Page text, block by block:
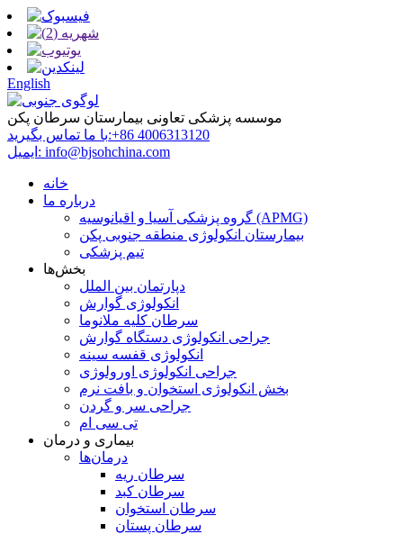
English
موسسه پزشکی تعاونی بیمارستان سرطان پکن
با ما تماس بگیرید:‎+86 4006313120‎
ایمیل: info@bjsohchina.com
خانه
درباره ما
گروه پزشکی آسیا و اقیانوسیه (APMG)
بیمارستان انکولوژی منطقه جنوبی پکن
تیم پزشکی
بخش‌ها
دپارتمان بین الملل
انکولوژی گوارش
سرطان کلیه ملانوما
جراحی انکولوژی دستگاه گوارش
انکولوژی قفسه سینه
جراحی انکولوژی اورولوژی
بخش انکولوژی استخوان و بافت نرم
جراحی سر و گردن
تی سی ام
بیماری و درمان
درمان‌ها
سرطان ریه
سرطان کبد
سرطان استخوان
سرطان پستان